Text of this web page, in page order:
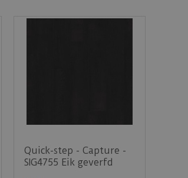
Quick-step - Capture -
SIG4755 Eik geverfd